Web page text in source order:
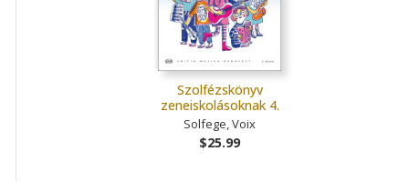
Szolfézskönyv
zeneiskolásoknak 4.
Solfege, Voix
$25.99